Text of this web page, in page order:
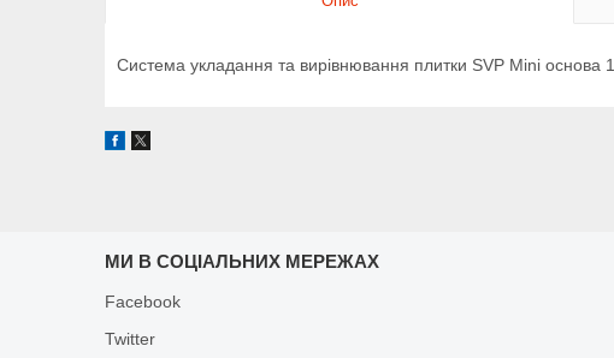
Система укладання та вирівнювання плитки SVP Mini
МИ В СОЦІАЛЬНИХ МЕРЕЖАХ
Facebook
Twitter